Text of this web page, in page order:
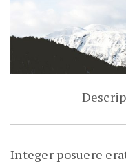
Integer posuere